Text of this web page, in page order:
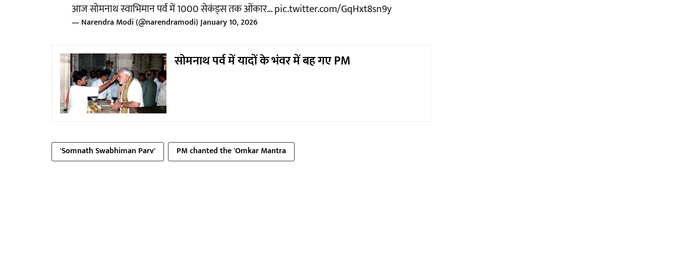
आज सोमनाथ स्वाभिमान पर्व में 1000 सेकंड्स तक ओंकार…pic.twitter.com/GqHxt8sn9y
— Narendra Modi (@narendramodi)January 10, 2026
सोमनाथ पर्व में यादों के भंवर में बह गए PM
'Somnath Swabhiman Parv' PM chanted the 'Omkar Mantra